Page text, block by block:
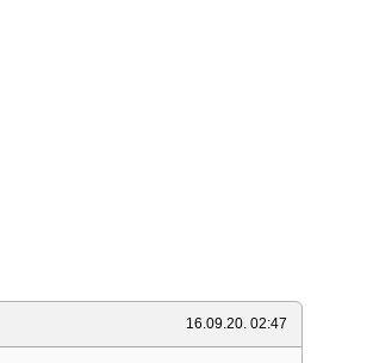
16.09.20. 02:47